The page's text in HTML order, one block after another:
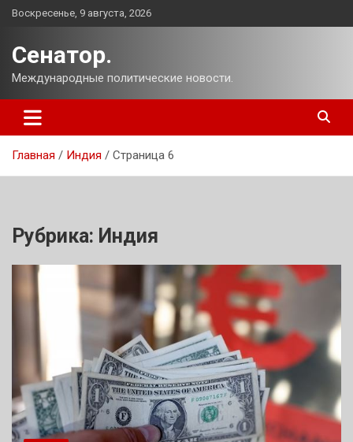
Перейти
Воскресенье, 9 августа, 2026
Сенатор.
Международные политические новости.
Главная Индия Страница 6
Рубрика: Индия